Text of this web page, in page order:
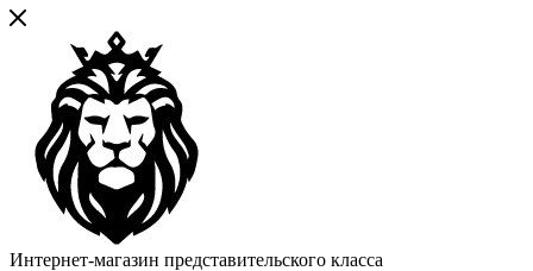
Интернет-магазин представительского класса